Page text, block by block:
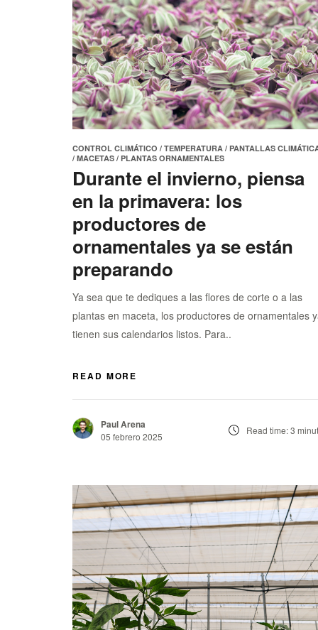
CONTROL CLIMÁTICO / TEMPERATURA / PANTALLAS
/ MACETAS / PLANTAS ORNAMENTALES
Durante el invierno, piensa
en la primavera: los
productores de
ornamentales ya se están
preparando
Ya sea que te dediques a las flores de corte o a las
plantas en maceta, los productores de ornamentales
tienen sus calendarios listos. Para..
READ MORE
Paul Arena
05 febrero 2025
Read time: 3